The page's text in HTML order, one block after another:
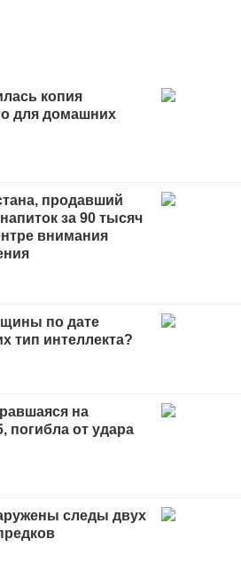
копия
для домашних
продавший
за 90 тысяч
внимания
по дате
тип интеллекта?
на
погибла от удара
следы двух